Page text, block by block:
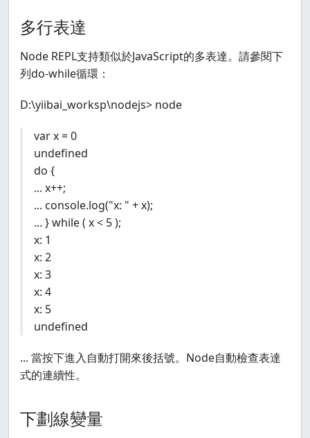
多行表達
Node REPL支持類似於JavaScript的多表達。請參閱下
列do-while循環：
D:\yiibai_worksp\nodejs> node
var x = 0
undefined
do {
... x++;
... console.log("x: " + x);
... } while ( x < 5 );
x: 1
x: 2
x: 3
x: 4
x: 5
undefined
... 當按下進入自動打開來後括號。Node自動檢查表達
式的連續性。
下劃線變量